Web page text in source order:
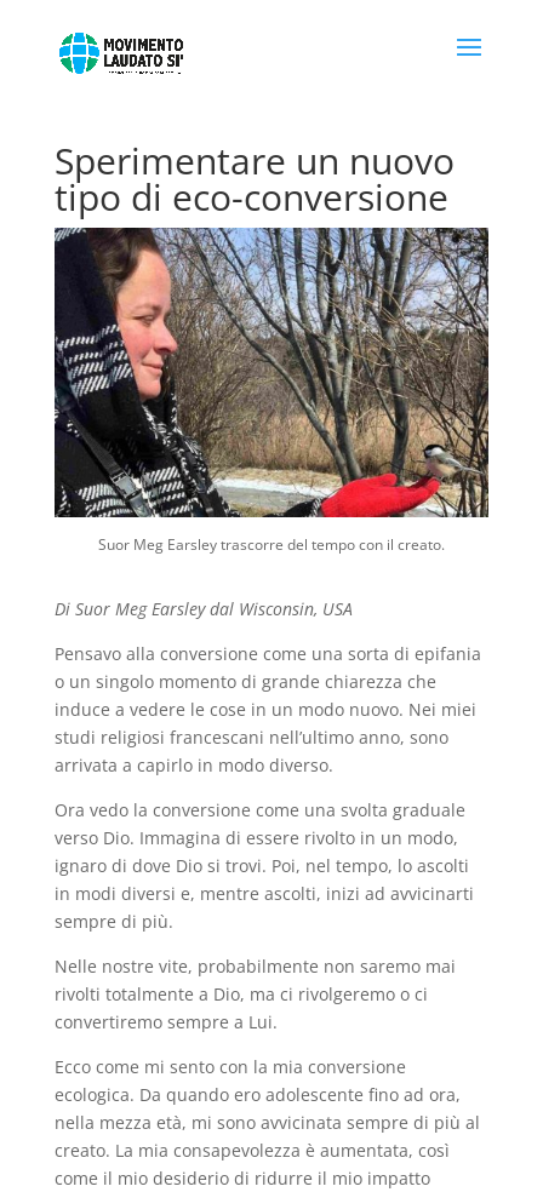
Sperimentare un nuovo
tipo di eco-conversione
Suor Meg Earsley trascorre del tempo con il creato.
Di Suor Meg Earsley dal Wisconsin, USA
Pensavo alla conversione come una sorta di epifania
o un singolo momento di grande chiarezza che
induce a vedere le cose in un modo nuovo. Nei miei
studi religiosi francescani nell’ultimo anno, sono
arrivata a capirlo in modo diverso.
Ora vedo la conversione come una svolta graduale
verso Dio. Immagina di essere rivolto in un modo,
ignaro di dove Dio si trovi. Poi, nel tempo, lo ascolti
in modi diversi e, mentre ascolti, inizi ad avvicinarti
sempre di più.
Nelle nostre vite, probabilmente non saremo mai
rivolti totalmente a Dio, ma ci rivolgeremo o ci
convertiremo sempre a Lui.
Ecco come mi sento con la mia conversione
ecologica. Da quando ero adolescente fino ad ora,
nella mezza età, mi sono avvicinata sempre di più al
creato. La mia consapevolezza è aumentata, così
come il mio desiderio di ridurre il mio impatto